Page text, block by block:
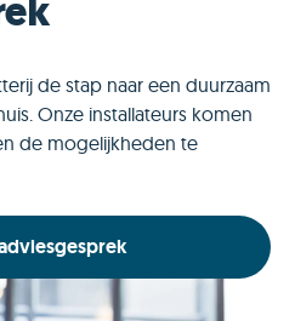
de stap naar een duurzaam
Onze installateurs komen
de mogelijkheden te